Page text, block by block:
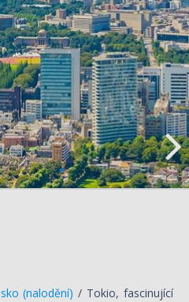
(nalodění)/ Tokio, fascinující